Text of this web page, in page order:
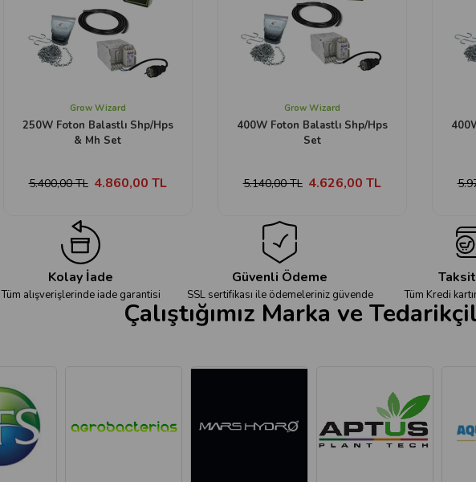
Grow Wizard
250W Foton Balastlı Shp/Hps
& Mh Set
4.860,00 TL
5.400,00 TL
Grow Wizard
400W Foton Balastlı Shp/Hps
Set
4.626,00 TL
5.140,00 TL
Kolay İade
Tüm alışverişlerinde iade garantisi
Güvenli Ödeme
SSL sertifikası ile ödemeleriniz güvende Tüm Kredi
Çalıştığımız Marka ve